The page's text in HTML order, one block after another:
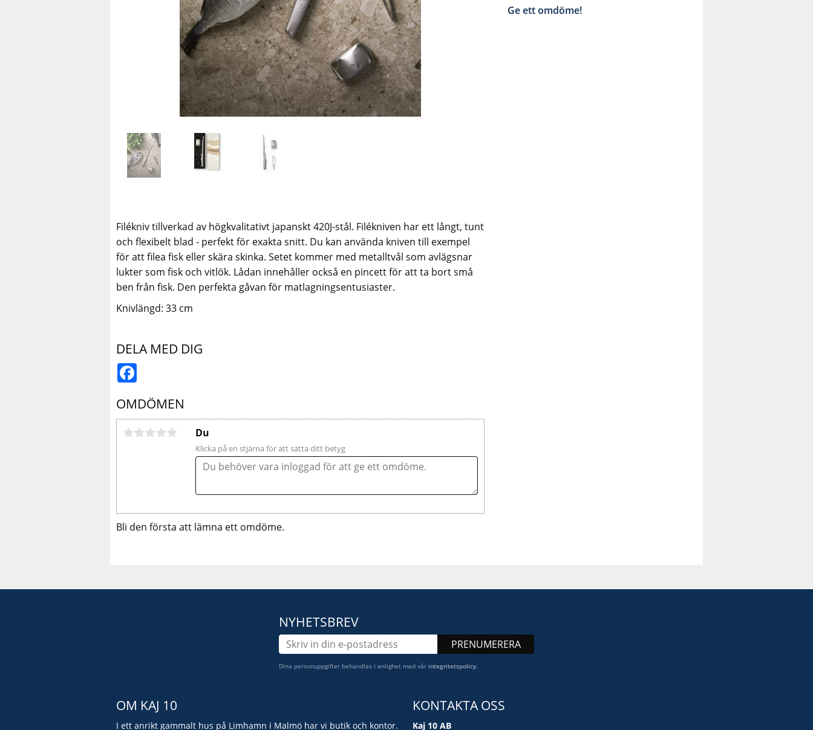
Ge ett omdöme!
Filékniv tillverkad av högkvalitativt japanskt 420J-stål. Filékniven har ett långt, tunt
och flexibelt blad - perfekt för exakta snitt. Du kan använda kniven till exempel
för att filea fisk eller skära skinka. Setet kommer med metalltvål som avlägsnar
lukter som fisk och vitlök. Lådan innehåller också en pincett för att ta bort små
ben från fisk. Den perfekta gåvan för matlagningsentusiaster.
Knivlängd: 33 cm
DELA MED DIG
OMDÖMEN
Du
Klicka på en stjärna för att sätta ditt betyg
Bli den första att lämna ett omdöme.
NYHETSBREV
PRENUMERERA
Dina personuppgifter behandlas i enlighet med vår integritetspolicy.
OM KAJ 10
I ett anrikt gammalt hus på Limhamn i Malmö har vi butik och kontor.
KONTAKTA OSS
Kaj 10 AB